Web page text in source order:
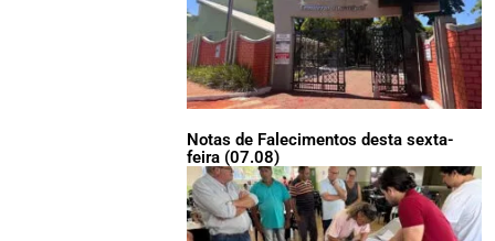
Notas de Falecimentos desta sexta-
feira (07.08)